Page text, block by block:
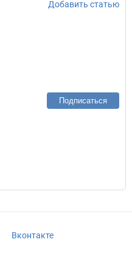
Добавить статью
Подписаться
Вконтакте